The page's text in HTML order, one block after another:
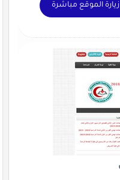
زيارة الموقع مباشرة